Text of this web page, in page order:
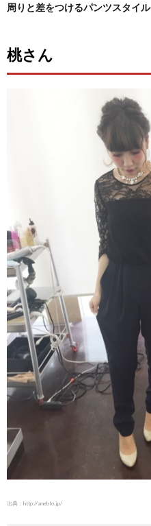
周りと差をつけるパンツスタイル
桃さん
出典： http://ameblo.jp/